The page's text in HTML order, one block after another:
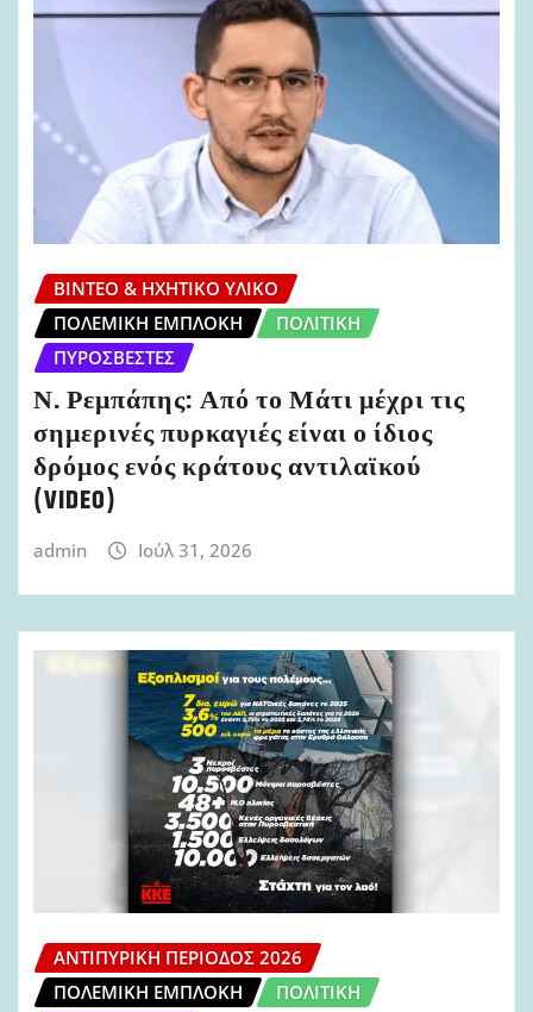
ΒΊΝΤΕΟ & ΗΧΗΤΙΚΌ ΥΛΙΚΌ
ΠΟΛΕΜΙΚΉ ΕΜΠΛΟΚΉ
ΠΟΛΙΤΙΚΉ
ΠΥΡΟΣΒΈΣΤΕΣ
Ν. Ρεμπάπης: Από το Μάτι μέχρι τις
σημερινές πυρκαγιές είναι ο ίδιος
δρόμος ενός κράτους αντιλαϊκού
(VIDEO)
admin Ιούλ 31, 2026
ΑΝΤΙΠΥΡΙΚΉ ΠΕΡΊΟΔΟΣ 2026
ΠΟΛΕΜΙΚΉ ΕΜΠΛΟΚΉ
ΠΟΛΙΤΙΚΉ